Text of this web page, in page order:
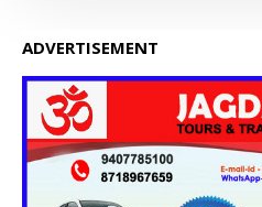
ADVERTISEMENT